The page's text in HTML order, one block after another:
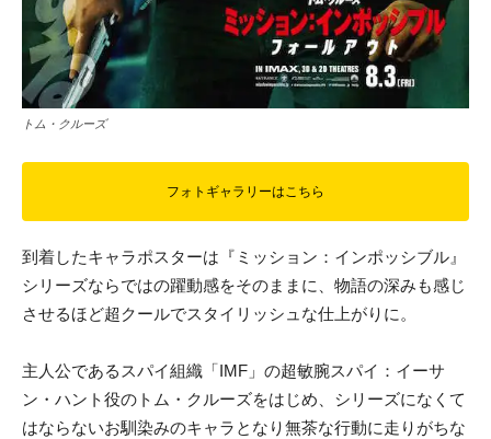
トム・クルーズ
フォトギャラリーはこちら
到着したキャラポスターは『ミッション：インポッシブル』
シリーズならではの躍動感をそのままに、物語の深みも感じ
させるほど超クールでスタイリッシュな仕上がりに。
主人公であるスパイ組織「IMF」の超敏腕スパイ：イーサ
ン・ハント役のトム・クルーズをはじめ、シリーズになくて
はならないお馴染みのキャラとなり無茶な行動に走りがちな